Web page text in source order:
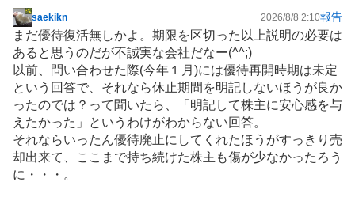
い
0
%
、
買
い
た
い
0
%
、
掲
示
板
記
事
saekikn 2026/8/8 2:10報告
まだ優待復活無しかよ。期限を区切った以上説明の必要は
あると思うのだが不誠実な会社だなー(^^;)
以前、問い合わせた際(今年１月)には優待再開時期は未定
という回答で、それなら休止期間を明記しないほうが良か
ったのでは？って聞いたら、「明記して株主に安心感を与
えたかった」というわけがわからない回答。
それならいったん優待廃止にしてくれたほうがすっきり売
却出来て、ここまで持ち続けた株主も傷が少なかったろう
に・・・。